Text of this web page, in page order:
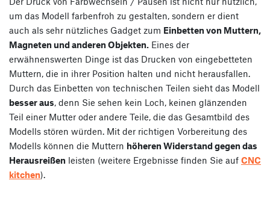
um das Modell farbenfroh zu gestalten, sondern er dient
auch als sehr nützliches Gadget zum Einbetten von Muttern,
Magneten und anderen Objekten. Eines der
erwähnenswerten Dinge ist das Drucken von eingebetteten
Muttern, die in ihrer Position halten und nicht herausfallen.
Durch das Einbetten von technischen Teilen sieht das Modell
besser aus, denn Sie sehen kein Loch, keinen glänzenden
Teil einer Mutter oder andere Teile, die das Gesamtbild des
Modells stören würden. Mit der richtigen Vorbereitung des
Modells können die Muttern höheren Widerstand gegen das
Herausreißen leisten (weitere Ergebnisse finden Sie auf CNC
kitchen).